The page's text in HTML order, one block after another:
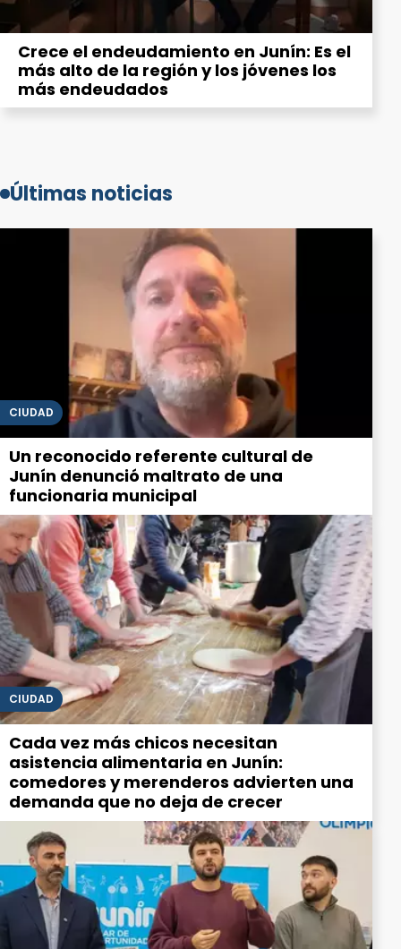
Crece el endeudamiento en Junín: Es el
más alto de la región y los jóvenes los
más endeudados
Últimas noticias
CIUDAD
Un reconocido referente cultural de
Junín denunció maltrato de una
funcionaria municipal
CIUDAD
Cada vez más chicos necesitan
asistencia alimentaria en Junín:
comedores y merenderos advierten una
demanda que no deja de crecer